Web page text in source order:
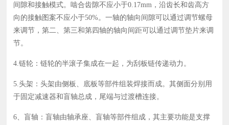
间隙和接触模式。啮合齿隙不应小于0.17mm，沿齿长和齿高方
向的接触图案不应小于50%。一轴的轴向间隙可以通过调节螺母
来调节，第二、第三和第四轴的轴向间距可以通过调节垫片来调
节。
4.链轮：链轮的半滚子集成在一起，为刮板链传递动力。
5.头架：头架由侧板、底板等部件组装焊接而成。其侧面分别用
于固定减速器和盲轴总成，尾端与过渡槽连接。
6、盲轴：盲轴由轴承座、盲轴等部件组成，其主要功能是支撑